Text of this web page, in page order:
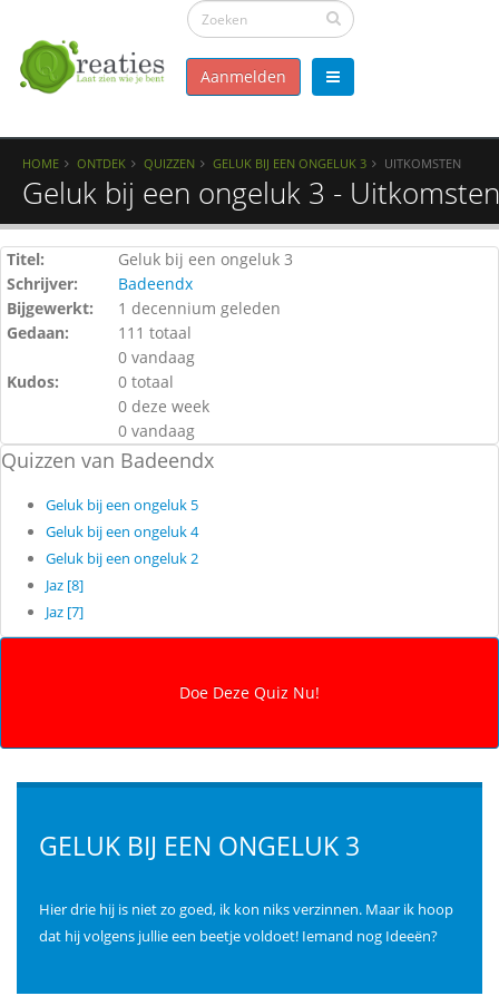
Aanmelden
HOME ONTDEK QUIZZEN GELUK BIJ EEN ONGELUK 3 UITKOMSTEN
Geluk bij een ongeluk 3 - Uitkomsten
Titel:
Geluk bij een ongeluk 3
Schrijver:
Badeendx
Bijgewerkt:
1 decennium geleden
Gedaan:
111 totaal
0 vandaag
Kudos:
0 totaal
0 deze week
0 vandaag
Quizzen van Badeendx
Geluk bij een ongeluk 5
Geluk bij een ongeluk 4
Geluk bij een ongeluk 2
Jaz [8]
Jaz [7]
GELUK BIJ EEN ONGELUK 3
Hier drie hij is niet zo goed, ik kon niks verzinnen. Maar ik hoop
dat hij volgens jullie een beetje voldoet! Iemand nog Ideeën?